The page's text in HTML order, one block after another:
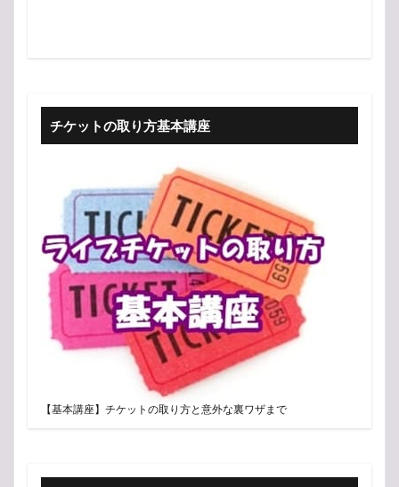
チケットの取り方基本講座
【基本講座】チケットの取り方と意外な裏ワザまで